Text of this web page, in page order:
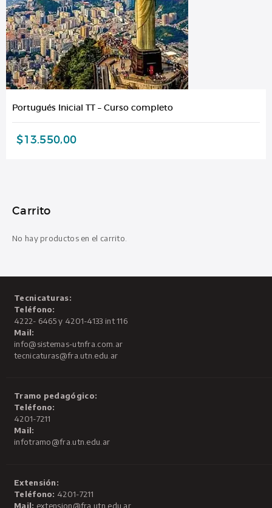
Portugués Inicial TT – Curso completo
$13.550,00
Carrito
No hay productos en el carrito.
Tecnicaturas:
Teléfono:
4222- 6465 y 4201-4133 int 116
Mail:
info@sistemas-utnfra.com.ar
tecnicaturas@fra.utn.edu.ar
Tramo pedagógico:
Teléfono:
4201-7211
Mail:
infotramo@fra.utn.edu.ar
Extensión:
Teléfono: 4201-7211
Mail: extension@fra.utn.edu.ar